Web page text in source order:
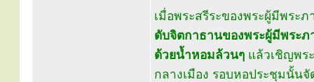
เมื่อพระสรีระของพระผู้มีพระ
ดับจิตกาธานของพระผู้มีพระ
ด้วยน้ำหอมล้วนๆ แล้วเชิญพร
กลางเมือง รอบหอประชุมนั้น